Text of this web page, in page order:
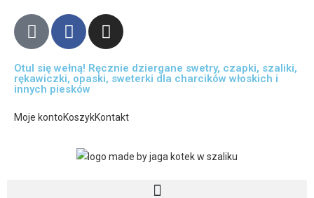
Otul się wełną! Ręcznie dziergane swetry, czapki, szaliki,
rękawiczki, opaski, sweterki dla charcików włoskich i
innych piesków
Moje kontoKoszykKontakt